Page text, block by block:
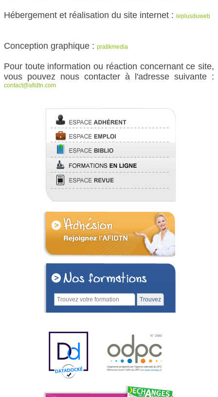
Hébergement et réalisation du site internet : leplusduweb
Conception graphique : pratikmedia
Pour toute information ou réaction concernant ce site,
vous pouvez nous contacter à l'adresse suivante :
contact@afidtn.com